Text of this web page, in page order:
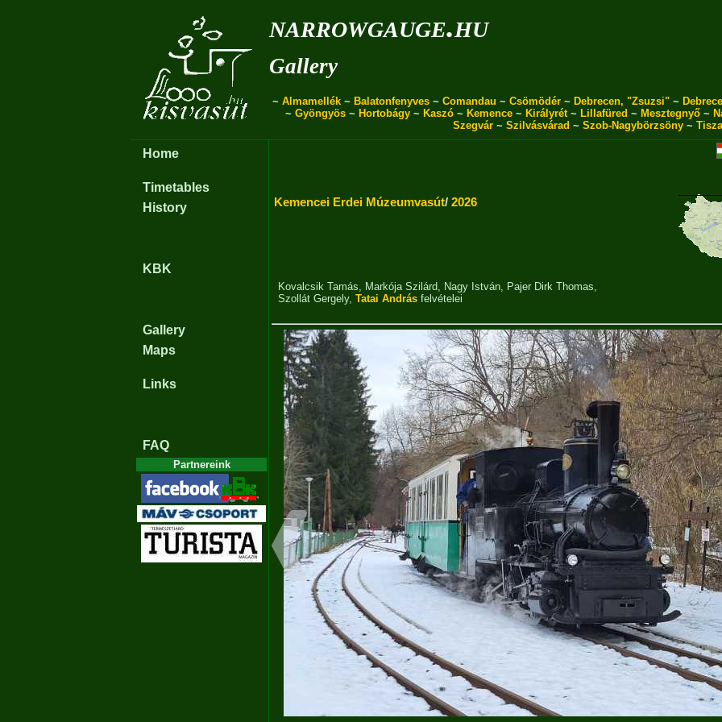
narrowgauge.hu
Gallery
~ Almamellék~ Balatonfenyves~ Comandau ~ Csömödér~ Debrecen, "Zsuzsi"~
~ Gyöngyös~ Hortobágy~ Kaszó~ Kemence~ Királyrét~ Lillafüred ~ Mesztegnyő~
Szegvár ~ Szilvásvárad ~ Szob-Nagybörzsöny ~
Home
Timetables
History
KBK
Gallery
Maps
Links
FAQ
Partnereink
Kemencei Erdei Múzeumvasút/ 2026
Kovalcsik Tamás, Markója Szilárd, Nagy István, Pajer Dirk Thomas,
Szollát Gergely, Tatai András felvételei